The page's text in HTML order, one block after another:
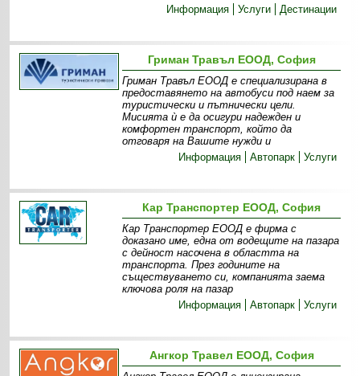
Информация
Услуги Дестинации
Гриман Травъл ЕООД, София
Гриман Травъл ЕООД е специализирана в
предоставянето на автобуси под наем за
туристически и пътнически цели.
Мисията ѝ е да осигури надежден и
комфортен транспорт, който да
отговаря на Вашите нужди и
Информация
Автопарк Услуги
Кар Транспортер ЕООД, София
Кар Транспортер ЕООД е фирма с
доказано име, една от водещите на пазара
с дейност насочена в областта на
транспорта. През годините на
съществуването си, компанията заема
ключова роля на пазар
Информация
Автопарк Услуги
Ангкор Травел ЕООД, София